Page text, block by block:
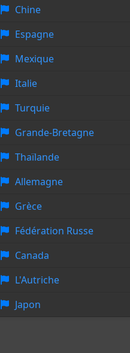
Chine
Espagne
Mexique
Italie
Turquie
Grande-Bretagne
Thaïlande
Allemagne
Grèce
Fédération Russe
Canada
L'Autriche
Japon